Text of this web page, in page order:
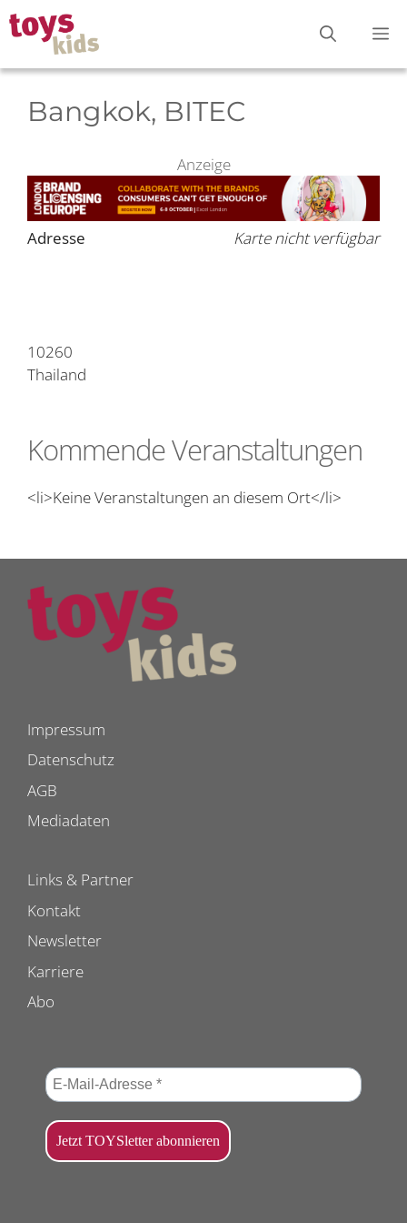
Zum
Inhalt
springen
Bangkok, BITEC
Anzeige
Karte nicht verfügbar
Adresse
10260
Thailand
Kommende Veranstaltungen
<li>Keine Veranstaltungen an diesem Ort</li>
Impressum
Datenschutz
AGB
Mediadaten
Links & Partner
Kontakt
Newsletter
Karriere
Abo